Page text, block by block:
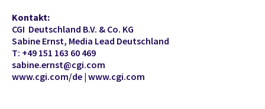
Kontakt:
CGI Deutschland B.V. & Co. KG
Sabine Ernst, Media Lead Deutschland
T: +49 151 163 60 469
sabine.ernst@cgi.com
www.cgi.com/de | www.cgi.com